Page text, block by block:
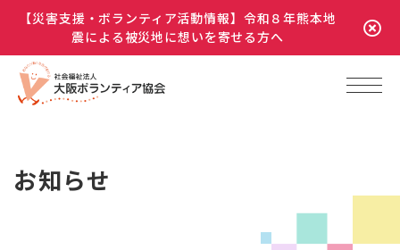
【災害支援・ボランティア活動情報】令和８年熊本地
震による被災地に想いを寄せる方へ
お知らせ